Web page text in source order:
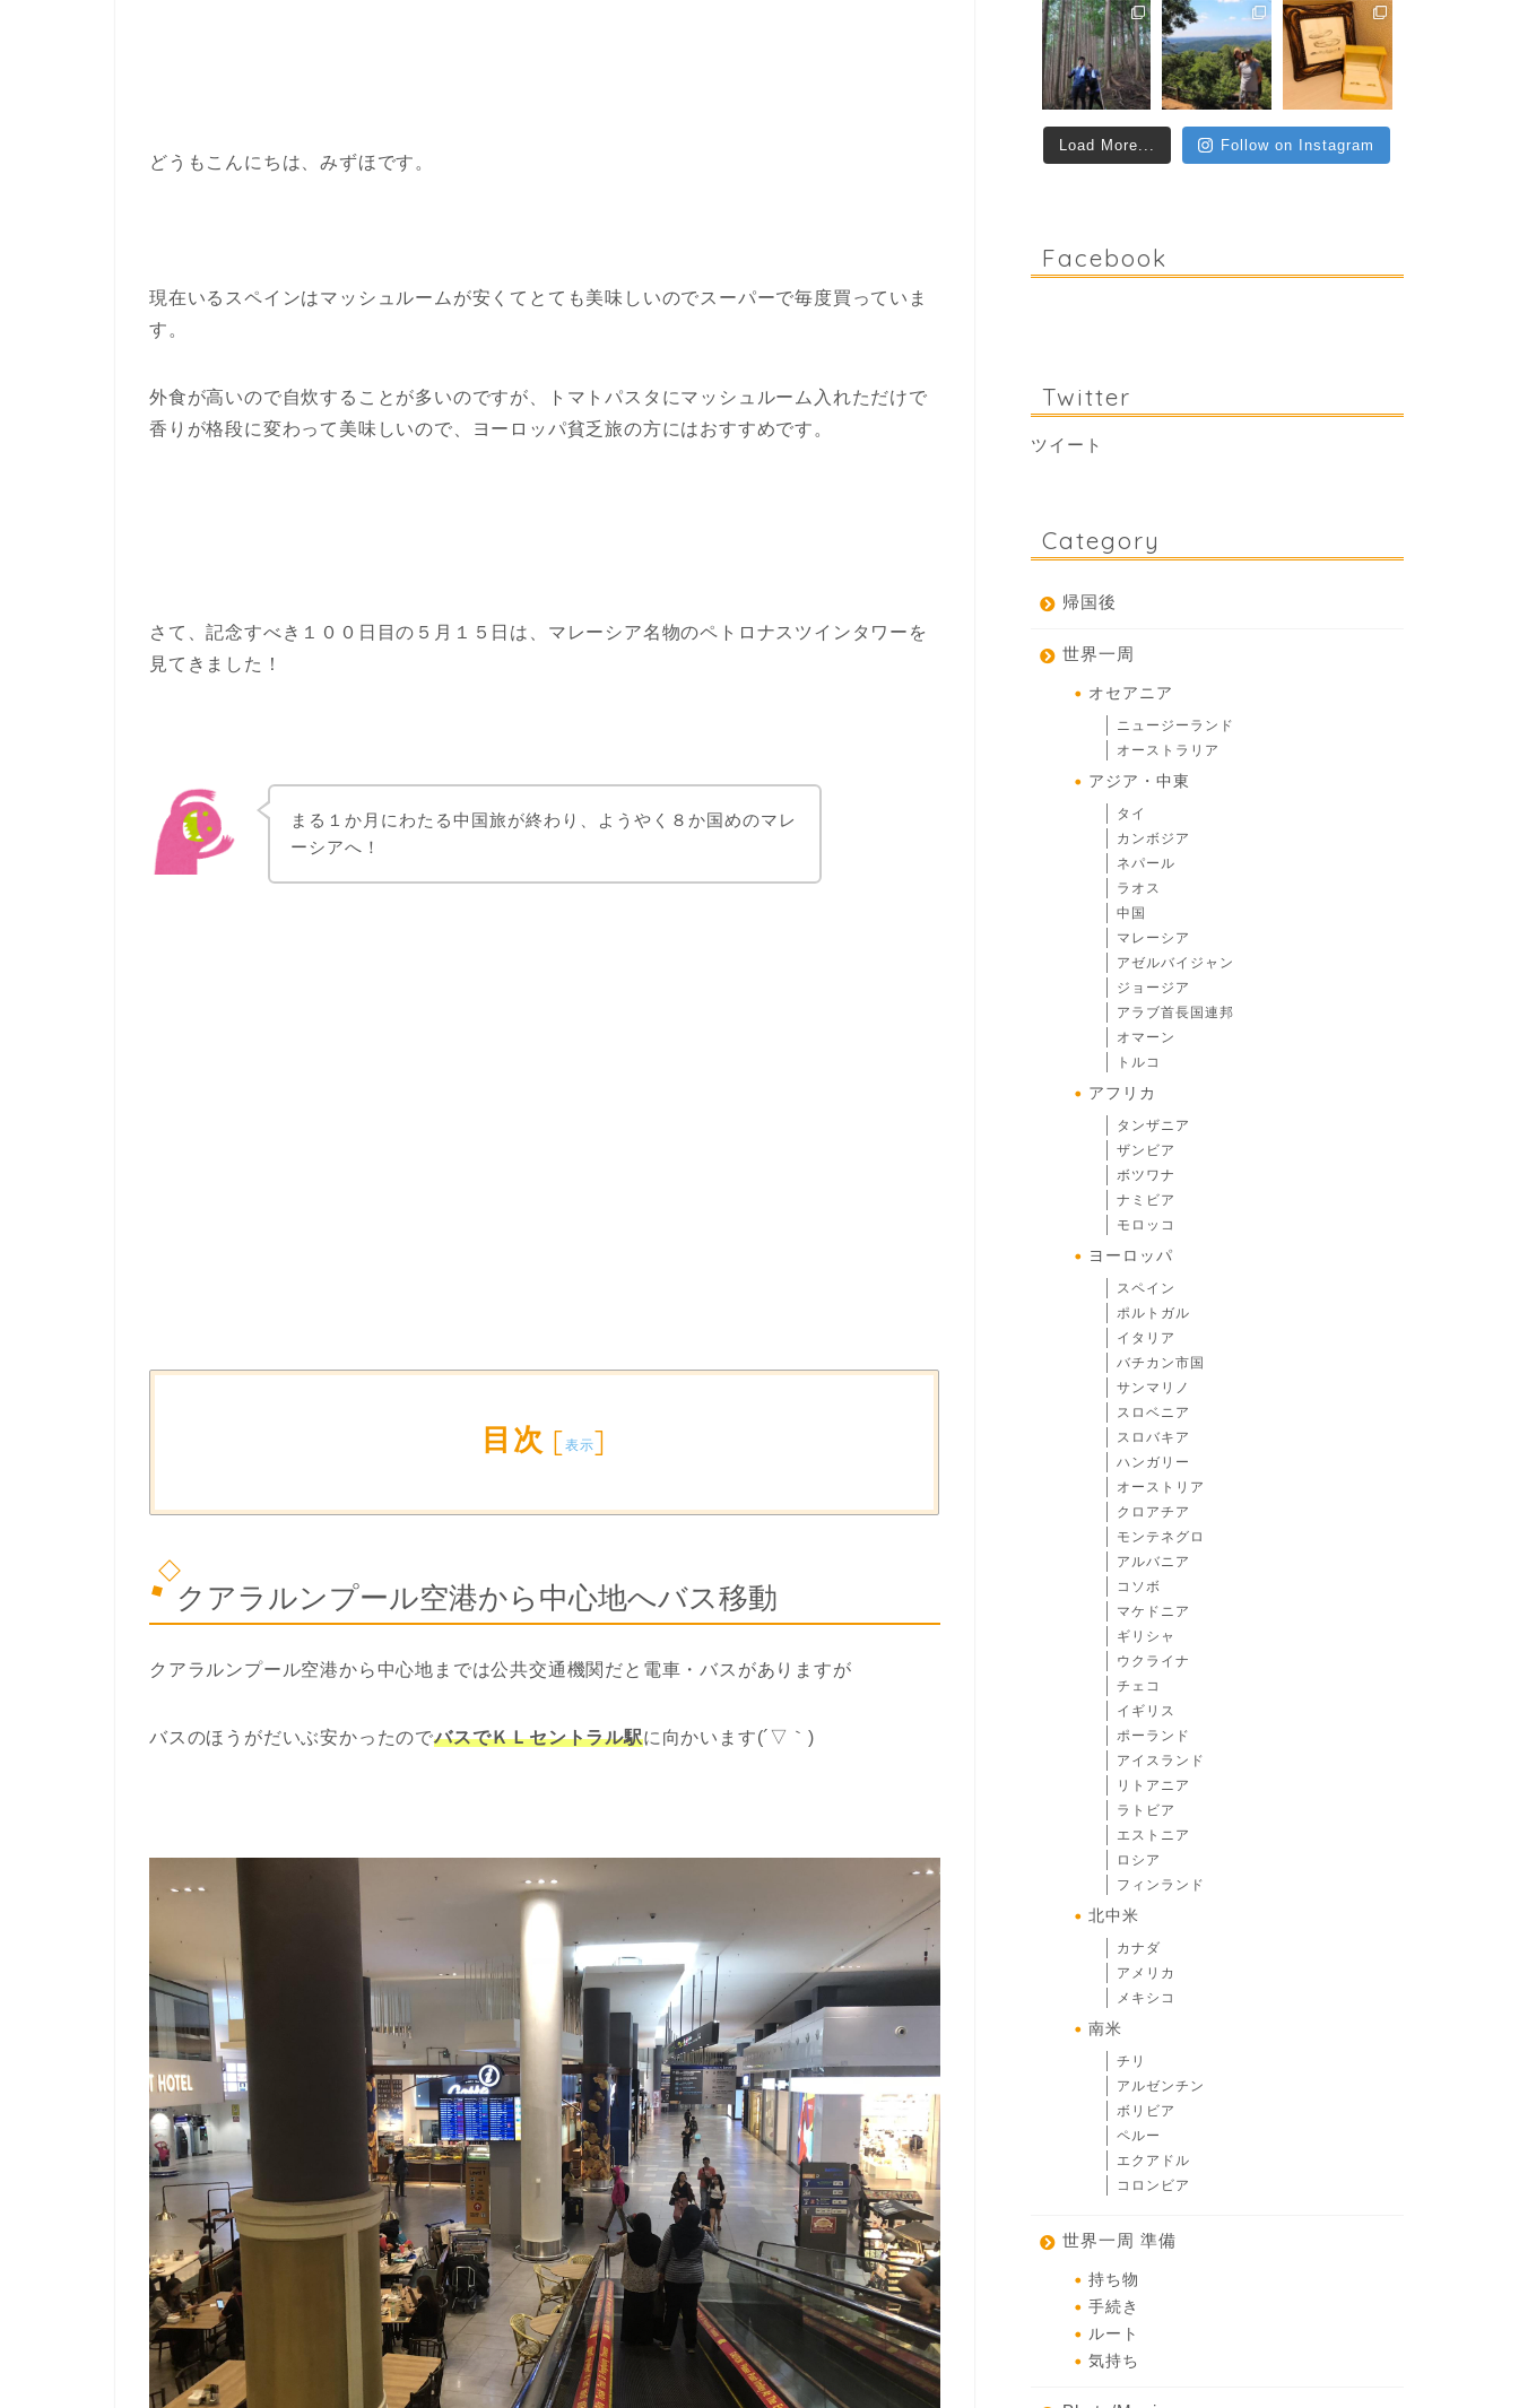
どうもこんにちは、みずほです。
現在いるスペインはマッシュルームが安くてとても美味しいのでスーパーで毎度買っていま
す。
外食が高いので自炊することが多いのですが、トマトパスタにマッシュルーム入れただけで
香りが格段に変わって美味しいので、ヨーロッパ貧乏旅の方にはおすすめです。
さて、記念すべき１００日目の５月１５日は、マレーシア名物のペトロナスツインタワーを
見てきました！
まる１か月にわたる中国旅が終わり、ようやく８か国めのマレ
ーシアへ！
目次 [表示]
クアラルンプール空港から中心地へバス移動
クアラルンプール空港から中心地までは公共交通機関だと電車・バスがありますが
バスのほうがだいぶ安かったのでバスでＫＬセントラル駅に向かいます(´▽｀)
Load More... Follow on Instagram
Facebook
Twitter
ツイート
Category
帰国後
世界一周
オセアニア
ニュージーランド
オーストラリア
アジア・中東
タイ
カンボジア
ネパール
ラオス
中国
マレーシア
アゼルバイジャン
ジョージア
アラブ首長国連邦
オマーン
トルコ
アフリカ
タンザニア
ザンビア
ボツワナ
ナミビア
モロッコ
ヨーロッパ
スペイン
ポルトガル
イタリア
バチカン市国
サンマリノ
スロベニア
スロバキア
ハンガリー
オーストリア
クロアチア
モンテネグロ
アルバニア
コソボ
マケドニア
ギリシャ
ウクライナ
チェコ
イギリス
ポーランド
アイスランド
リトアニア
ラトビア
エストニア
ロシア
フィンランド
北中米
カナダ
アメリカ
メキシコ
南米
チリ
アルゼンチン
ボリビア
ペルー
エクアドル
コロンビア
世界一周 準備
持ち物
手続き
ルート
気持ち